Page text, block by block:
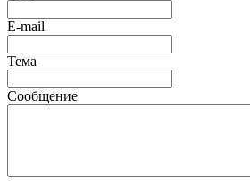
E-mail
Тема
Сообщение